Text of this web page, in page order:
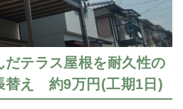
だテラス屋根を耐久性の
替え 約9万円(工期1日)